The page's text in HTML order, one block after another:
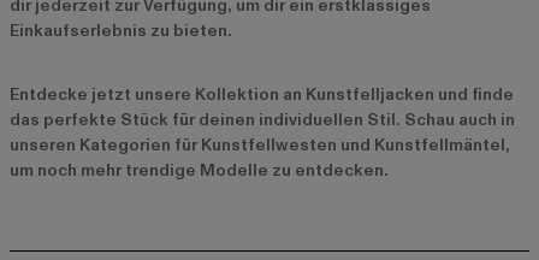
dir jederzeit zur Verfügung, um dir ein erstklassiges
Einkaufserlebnis zu bieten.
Entdecke jetzt unsere Kollektion an Kunstfelljacken und finde
das perfekte Stück für deinen individuellen Stil. Schau auch in
unseren Kategorien für Kunstfellwesten und Kunstfellmäntel,
um noch mehr trendige Modelle zu entdecken.